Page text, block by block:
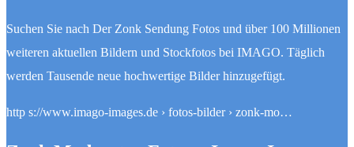
Suchen Sie nach Der Zonk Sendung Fotos und über 100 Millionen
weiteren aktuellen Bildern und Stockfotos bei IMAGO. Täglich
werden Tausende neue hochwertige Bilder hinzugefügt.
http s://www.imago-images.de › fotos-bilder › zonk-mo…